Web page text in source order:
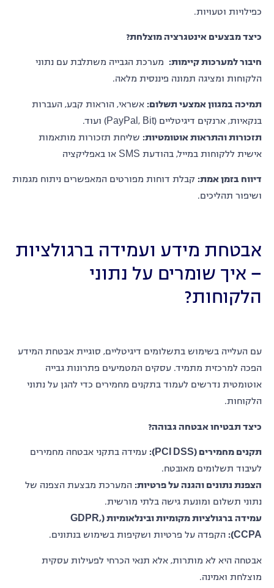
כפילויות וטעויות.
כיצד מבצעים אינטגרציה מוצלחת?
חיבורלמערכות קיימות:מערכת הגבייה משתלבת עם נתוני
הלקוחות ומציגה תמונה פיננסית מלאה.
תמיכה במגוון אמצעי תשלום:אשראי, הוראות קבע, העברות
בנקאיות, ארנקים דיגיטליים (PayPal, Bit) ועוד.
תזכורות והתראות אוטומטיות:שליחת תזכורות מותאמות
אישית ללקוחות במייל, בהודעת SMS או באפליקציה
דיווח בזמן אמת:קבלת דוחות מפורטים המאפשרים ניתוח מגמות
ושיפור תהליכים.
אבטחת מידע ועמידה ברגולציות
– איך שומרים על נתוני
הלקוחות?
עם העלייה בשימוש בתשלומים דיגיטליים, סוגיית אבטחת המידע
הפכה למרכזית מתמיד. עסקים המטמיעים פתרונות גבייה
אוטומטית נדרשים לעמוד בתקנים מחמירים כדי להגן על נתוני
הלקוחות.
כיצד תבטיחו אבטחה גבוהה?
תקנים מחמירים(PCI DSS):
עמידה בתקני אבטחה מחמירים
לעיבוד תשלומים מאובטח.
הצפנת נתונים והגנה על פרטיות:המערכת מבצעת הצפנה של
נתוני תשלום ומונעת גישה בלתי מורשית.
עמידה ברגולציות מקומיות ובינלאומיות (GDPR,
CCPA): הקפדה על פרטיות ושקיפות בשימוש בנתונים.
אבטחה היא לא מותרות, אלא תנאי הכרחי לפעילות עסקית
מוצלחת ואמינה.